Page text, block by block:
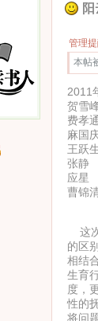
管理提
本帖
2011
贺雪
费孝
麻国
王跃
张静
应星
曹锦
这次
的区
相结
生育
度，
性的
将问